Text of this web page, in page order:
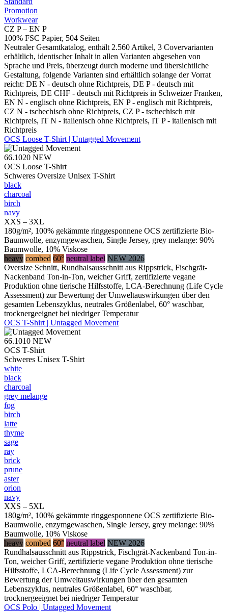
Promotion
Workwear
CZ P – EN P
100% FSC Papier, 504 Seiten
Neutraler Gesamtkatalog, enthält 2.560 Artikel, 3 Covervarianten
erhältlich, identischer Inhalt in allen Varianten abgesehen von
Sprache und Preis, überzeugt durch moderne und übersichtliche
Gestaltung, folgende Varianten sind erhältlich solange der Vorrat
reicht: DE N - deutsch ohne Richtpreis, DE P - deutsch mit
Richtpreis, DE CHF - deutsch mit Richtpreis in Schweizer Franken,
EN N - englisch ohne Richtpreis, EN P - englisch mit Richtpreis,
CZ N - tschechisch ohne Richtpreis, CZ P - tschechisch mit
Richtpreis, IT N - italienisch ohne Richtpreis, IT P - italienisch mit
Richtpreis
OCS Loose T-Shirt | Untagged Movement
66.1020 NEW
OCS Loose T-Shirt
Schweres Oversize Unisex T-Shirt
black
charcoal
birch
navy
XXS – 3XL
180g/m², 100% gekämmte ringgesponnene OCS zertifizierte Bio-
Baumwolle, enzymgewaschen, Single Jersey, grey melange: 90%
Baumwolle, 10% Viskose
heavy combed 60° neutral label NEW 2026
Oversize Schnitt, Rundhalsausschnitt aus Rippstrick, Fischgrät-
Nackenband Ton-in-Ton, weicher Griff, zertifizierte vegane
Produktion ohne tierische Hilfsstoffe, LCA-Berechnung (Life Cycle
Assessment) zur Bewertung der Umweltauswirkungen über den
gesamten Lebenszyklus, neutrales Größenlabel, 60° waschbar,
trocknergeeignet bei niedriger Temperatur
OCS T-Shirt | Untagged Movement
66.1010 NEW
OCS T-Shirt
Schweres Unisex T-Shirt
white
black
charcoal
grey melange
fog
birch
latte
thyme
sage
ray
brick
prune
aster
orion
navy
XXS – 5XL
180g/m², 100% gekämmte ringgesponnene OCS zertifizierte Bio-
Baumwolle, enzymgewaschen, Single Jersey, grey melange: 90%
Baumwolle, 10% Viskose
heavy combed 60° neutral label NEW 2026
Rundhalsausschnitt aus Rippstrick, Fischgrät-Nackenband Ton-in-
Ton, weicher Griff, zertifizierte vegane Produktion ohne tierische
Hilfsstoffe, LCA-Berechnung (Life Cycle Assessment) zur
Bewertung der Umweltauswirkungen über den gesamten
Lebenszyklus, neutrales Größenlabel, 60° waschbar,
trocknergeeignet bei niedriger Temperatur
OCS Polo | Untagged Movement